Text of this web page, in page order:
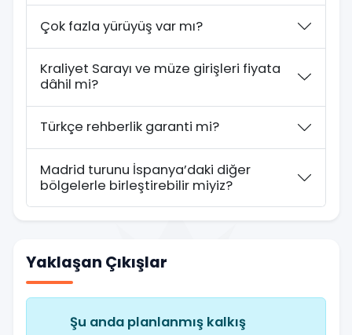
Çok fazla yürüyüş var mı?
Kraliyet Sarayı ve müze girişleri fiyata
dâhil mi?
Türkçe rehberlik garanti mi?
Madrid turunu İspanya’daki diğer
bölgelerle birleştirebilir miyiz?
Yaklaşan Çıkışlar
Şu anda planlanmış kalkış